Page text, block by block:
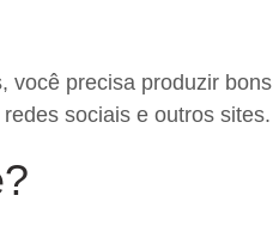
você precisa produzir bons
sociais e outros sites.